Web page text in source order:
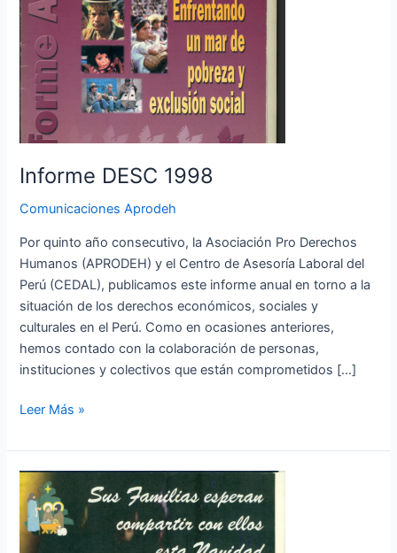
Informe DESC 1998
Comunicaciones Aprodeh
Por quinto año consecutivo, la Asociación Pro Derechos
Humanos (APRODEH) y el Centro de Asesoría Laboral del
Perú (CEDAL), publicamos este informe anual en torno a la
situación de los derechos económicos, sociales y
culturales en el Perú. Como en ocasiones anteriores,
hemos contado con la colaboración de personas,
instituciones y colectivos que están comprometidos […]
Leer Más »
Sus
familias
esperan
compartir